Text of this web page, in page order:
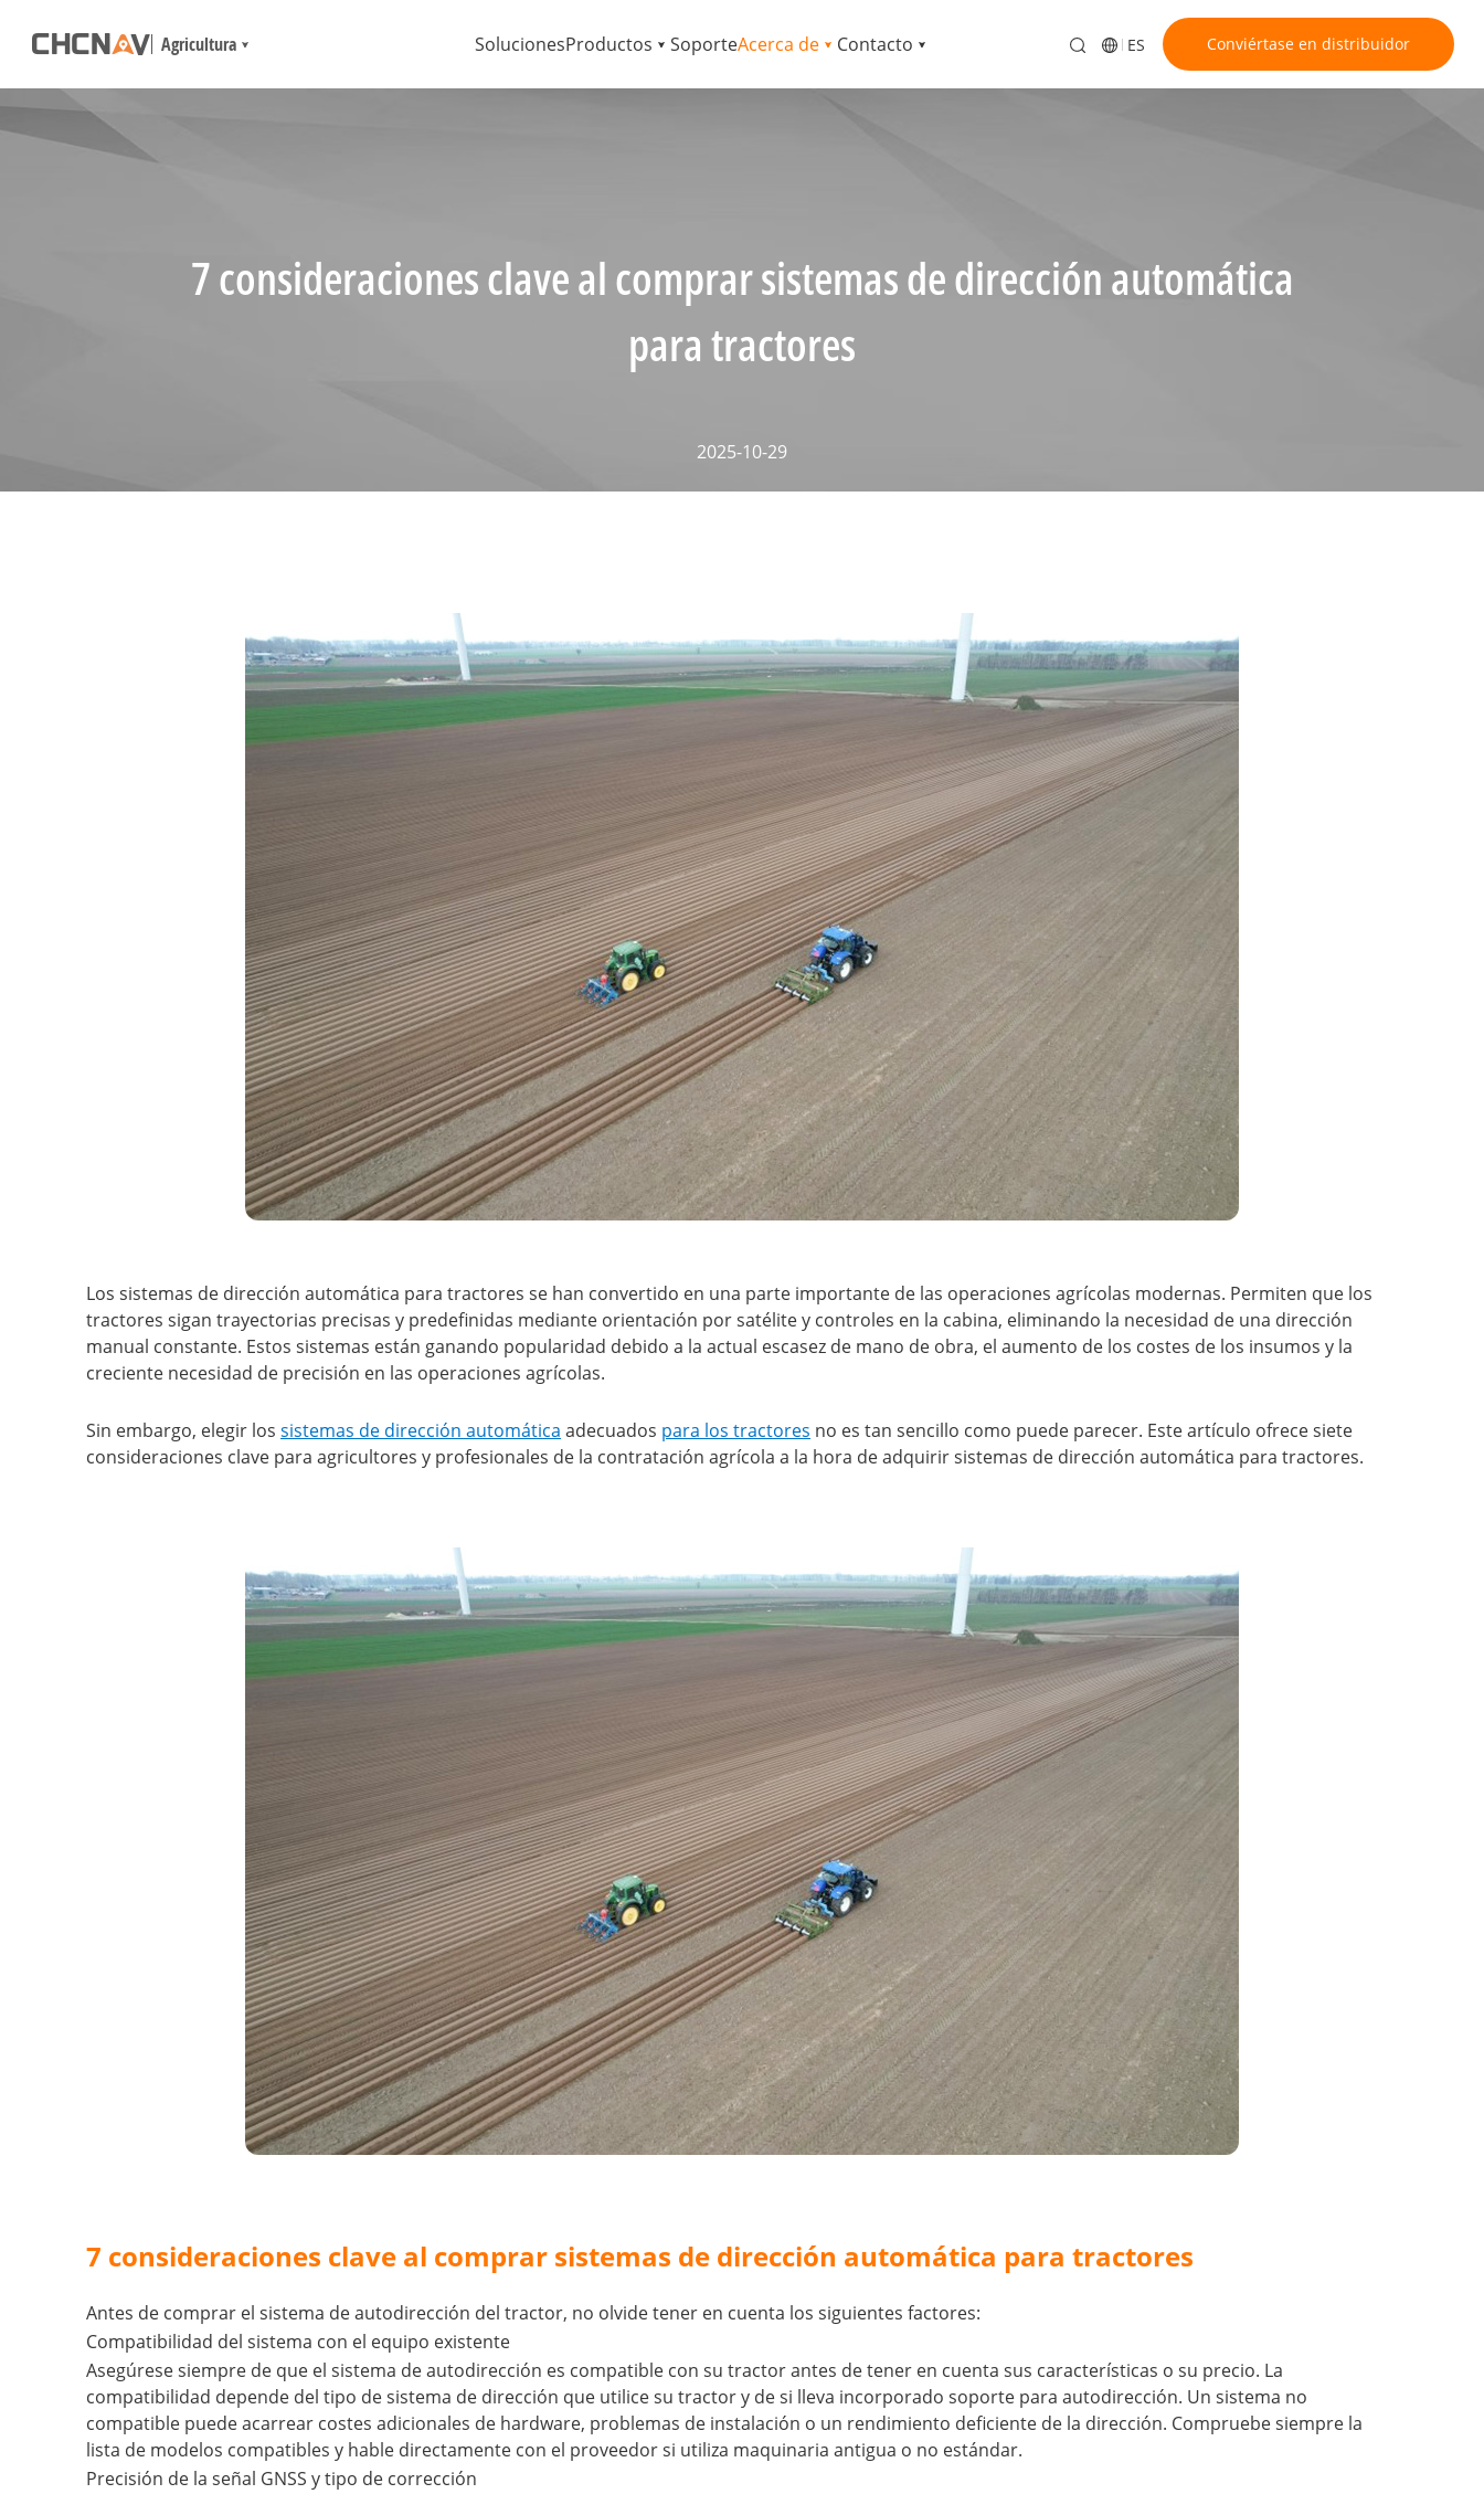
Agricultura SolucionesProductos SoporteAcerca de Contacto ES Conviértase en distribuidor
7 consideraciones clave al comprar sistemas de dirección automática
para tractores
2025-10-29
Los sistemas de dirección automática para tractores se han convertido en una parte importante de las operaciones agrícolas modernas. Permiten que los
tractores sigan trayectorias precisas y predefinidas mediante orientación por satélite y controles en la cabina, eliminando la necesidad de una dirección
manual constante. Estos sistemas están ganando popularidad debido a la actual escasez de mano de obra, el aumento de los costes de los insumos y la
creciente necesidad de precisión en las operaciones agrícolas.
Sin embargo, elegir los sistemas de dirección automática adecuados para los tractores no es tan sencillo como puede parecer. Este artículo ofrece siete
consideraciones clave para agricultores y profesionales de la contratación agrícola a la hora de adquirir sistemas de dirección automática para tractores.
7 consideraciones clave al comprar sistemas de dirección automática para tractores
Antes de comprar el sistema de autodirección del tractor, no olvide tener en cuenta los siguientes factores:
Compatibilidad del sistema con el equipo existente
Asegúrese siempre de que el sistema de autodirección es compatible con su tractor antes de tener en cuenta sus características o su precio. La
compatibilidad depende del tipo de sistema de dirección que utilice su tractor y de si lleva incorporado soporte para autodirección. Un sistema no
compatible puede acarrear costes adicionales de hardware, problemas de instalación o un rendimiento deficiente de la dirección. Compruebe siempre la
lista de modelos compatibles y hable directamente con el proveedor si utiliza maquinaria antigua o no estándar.
Precisión de la señal GNSS y tipo de corrección